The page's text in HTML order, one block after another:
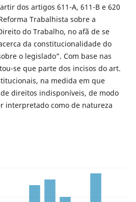
dos artigos 611-A, 611-B e 620
Trabalhista sobre a
do Trabalho, no afã de se
da constitucionalidade do
o legislado”. Com base nas
se que parte dos incisos do art.
na medida em que
direitos indisponíveis, de modo
interpretado como de natureza